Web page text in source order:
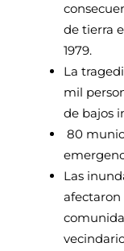
de tierra
1979.
La
mil
de bajos
80
Las